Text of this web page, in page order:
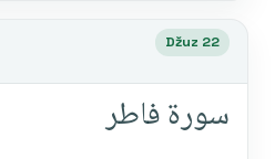
Džuz 22
سورة فاطر